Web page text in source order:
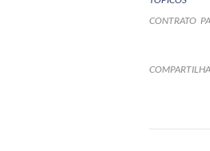
CONTRATO